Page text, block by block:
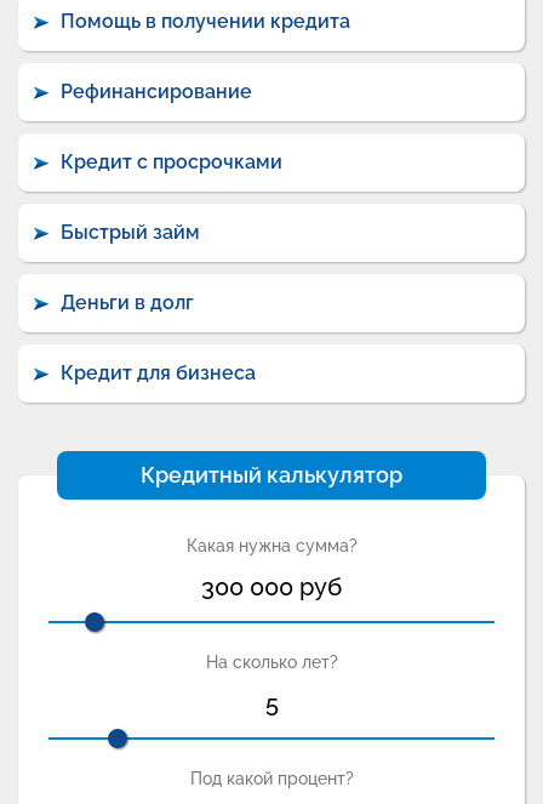
Помощь в получении кредита
Рефинансирование
Кредит с просрочками
Быстрый займ
Деньги в долг
Кредит для бизнеса
Кредитный калькулятор
Какая нужна сумма?
300 000 руб
На сколько лет?
5
Под какой процент?